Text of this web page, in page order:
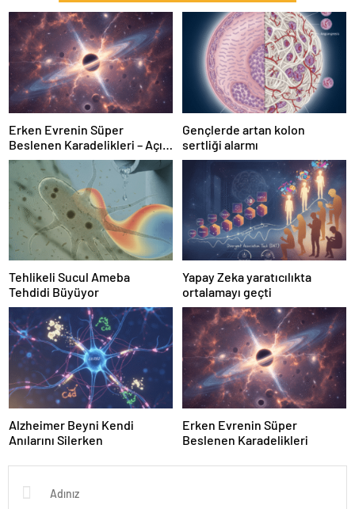
Erken Evrenin Süper
Beslenen Karadelikleri – Açık
Bilim
Gençlerde artan kolon
sertliği alarmı
Tehlikeli Sucul Ameba
Tehdidi Büyüyor
Yapay Zeka yaratıcılıkta
ortalamayı geçti
Alzheimer Beyni Kendi
Anılarını Silerken
Erken Evrenin Süper
Beslenen Karadelikleri